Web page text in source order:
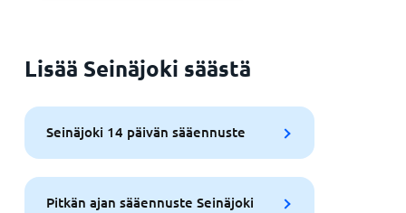
Lisää Seinäjoki säästä
Seinäjoki 14 päivän sääennuste
Pitkän ajan sääennuste Seinäjoki